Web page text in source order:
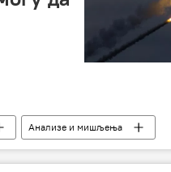
Анализе и мишљења